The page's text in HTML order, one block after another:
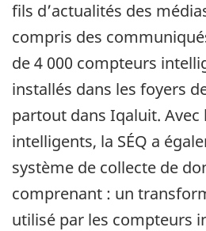
fils d’actualités des
compris des
de 4 000 compteurs
installés dans les foyers
partout dans Iqaluit. Avec
intelligents, la SÉQ a
système de collecte de
comprenant : un
utilisé par les compteurs